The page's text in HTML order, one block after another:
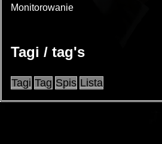
Monitorowanie
Tagi / tag's
Tagi Tag Spis Lista